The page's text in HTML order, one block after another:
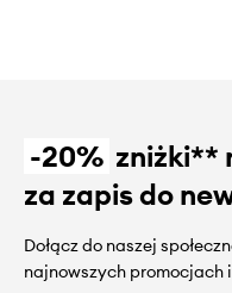
-20% zniżki**
za zapis do
Dołącz do naszej
najnowszych promocjach